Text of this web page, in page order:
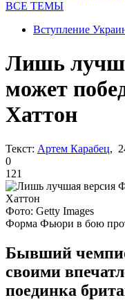
ВСЕ ТЕМЫ
Вступление
Лишь
может
Хаттон
Текст: Артем Карабец,
0
121
Фото: Getty Images
Форма Фьюри в бою
Бывший
своими
поединка